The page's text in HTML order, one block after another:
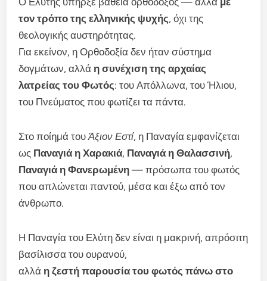
τον τρόπο της ελληνικής ψυχής, όχι της
θεολογικής αυστηρότητας.
Για εκείνον, η Ορθοδοξία δεν ήταν σύστημα
δογμάτων, αλλά η συνέχιση της αρχαίας
λατρείας του Φωτός: του Απόλλωνα, του Ήλιου,
του Πνεύματος που φωτίζει τα πάντα.
Στο ποίημά τουΆξιον Εστί, η Παναγία εμφανίζεται
ως Παναγιά η Χαρακιά, Παναγιά η Θαλασσινή,
Παναγιά η Φανερωμένη — πρόσωπα του φωτός
που απλώνεται παντού, μέσα και έξω από τον
άνθρωπο.
Η Παναγία του Ελύτη δεν είναι η μακρινή, απρόσιτη
βασίλισσα του ουρανού,
αλλά η ζεστή παρουσία του φωτός πάνω στο